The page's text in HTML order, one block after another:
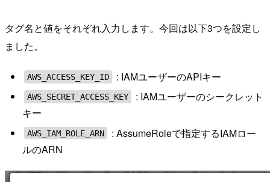
タグ名と値をそれぞれ入力します。今回は以下3つを設定し
ました。
AWS_ACCESS_KEY_ID : IAMユーザーのAPIキー
AWS_SECRET_ACCESS_KEY
: IAMユーザーのシークレット
キー
AWS_IAM_ROLE_ARN
: AssumeRoleで指定するIAMロー
ルのARN